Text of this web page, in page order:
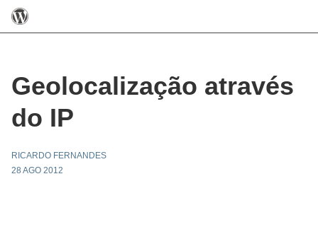
Geolocalização através
do IP
RICARDO FERNANDES
28 AGO 2012